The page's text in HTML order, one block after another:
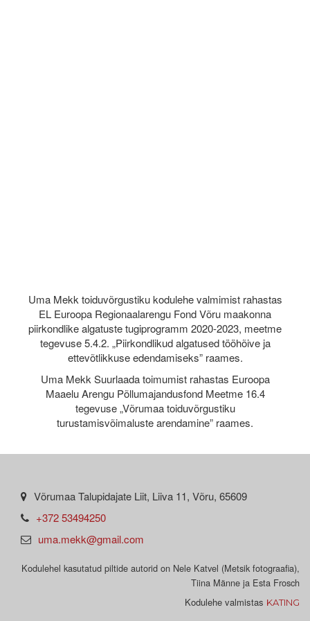
Uma Mekk toiduvõrgustiku kodulehe valmimist rahastas
EL Euroopa Regionaalarengu Fond Võru maakonna
piirkondlike algatuste tugiprogramm 2020-2023, meetme
tegevuse 5.4.2. „Piirkondlikud algatused tööhõive ja
ettevõtlikkuse edendamiseks” raames.
Uma Mekk Suurlaada toimumist rahastas Euroopa
Maaelu Arengu Põllumajandusfond Meetme 16.4
tegevuse „Võrumaa toiduvõrgustiku
turustamisvõimaluste arendamine” raames.
Võrumaa Talupidajate Liit, Liiva 11, Võru, 65609
+372 53494250
uma.mekk@gmail.com
Kodulehel kasutatud piltide autorid on Nele Katvel (Metsik fotograafia),
Tiina Männe ja Esta Frosch
Kodulehe valmistas KATING